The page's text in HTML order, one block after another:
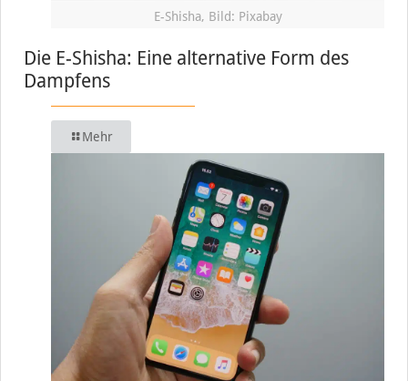
E-Shisha, Bild: Pixabay
Die E-Shisha: Eine alternative Form des
Dampfens
Mehr